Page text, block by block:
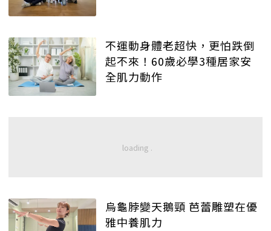
不運動身體老超快，更怕跌倒
起不來！60歲必學3種居家安
全肌力動作
烏龜脖變天鵝頸 芭蕾雕塑在優
雅中養肌力